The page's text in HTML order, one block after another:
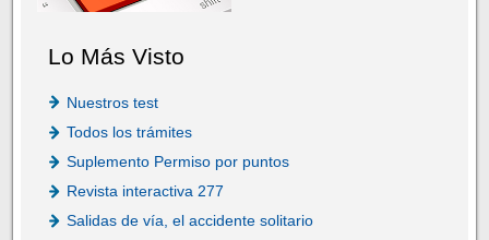
Lo Más Visto
Nuestros test
Todos los trámites
Suplemento Permiso por puntos
Revista interactiva 277
Salidas de vía, el accidente solitario